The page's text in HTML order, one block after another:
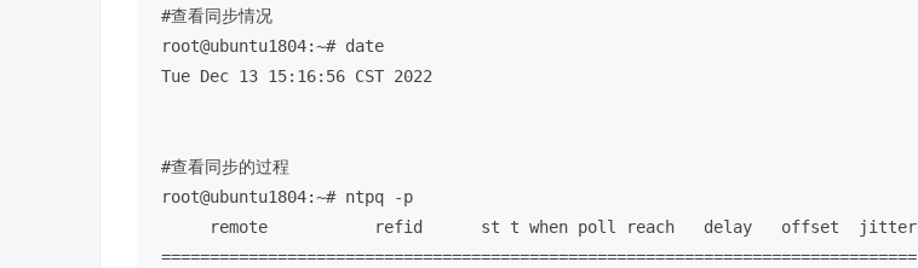
#查看同步情况
root@ubuntu1804:~# date
Tue Dec 13 15:16:56 CST 2022
#查看同步的过程
root@ubuntu1804:~# ntpq -p
==============================================================================